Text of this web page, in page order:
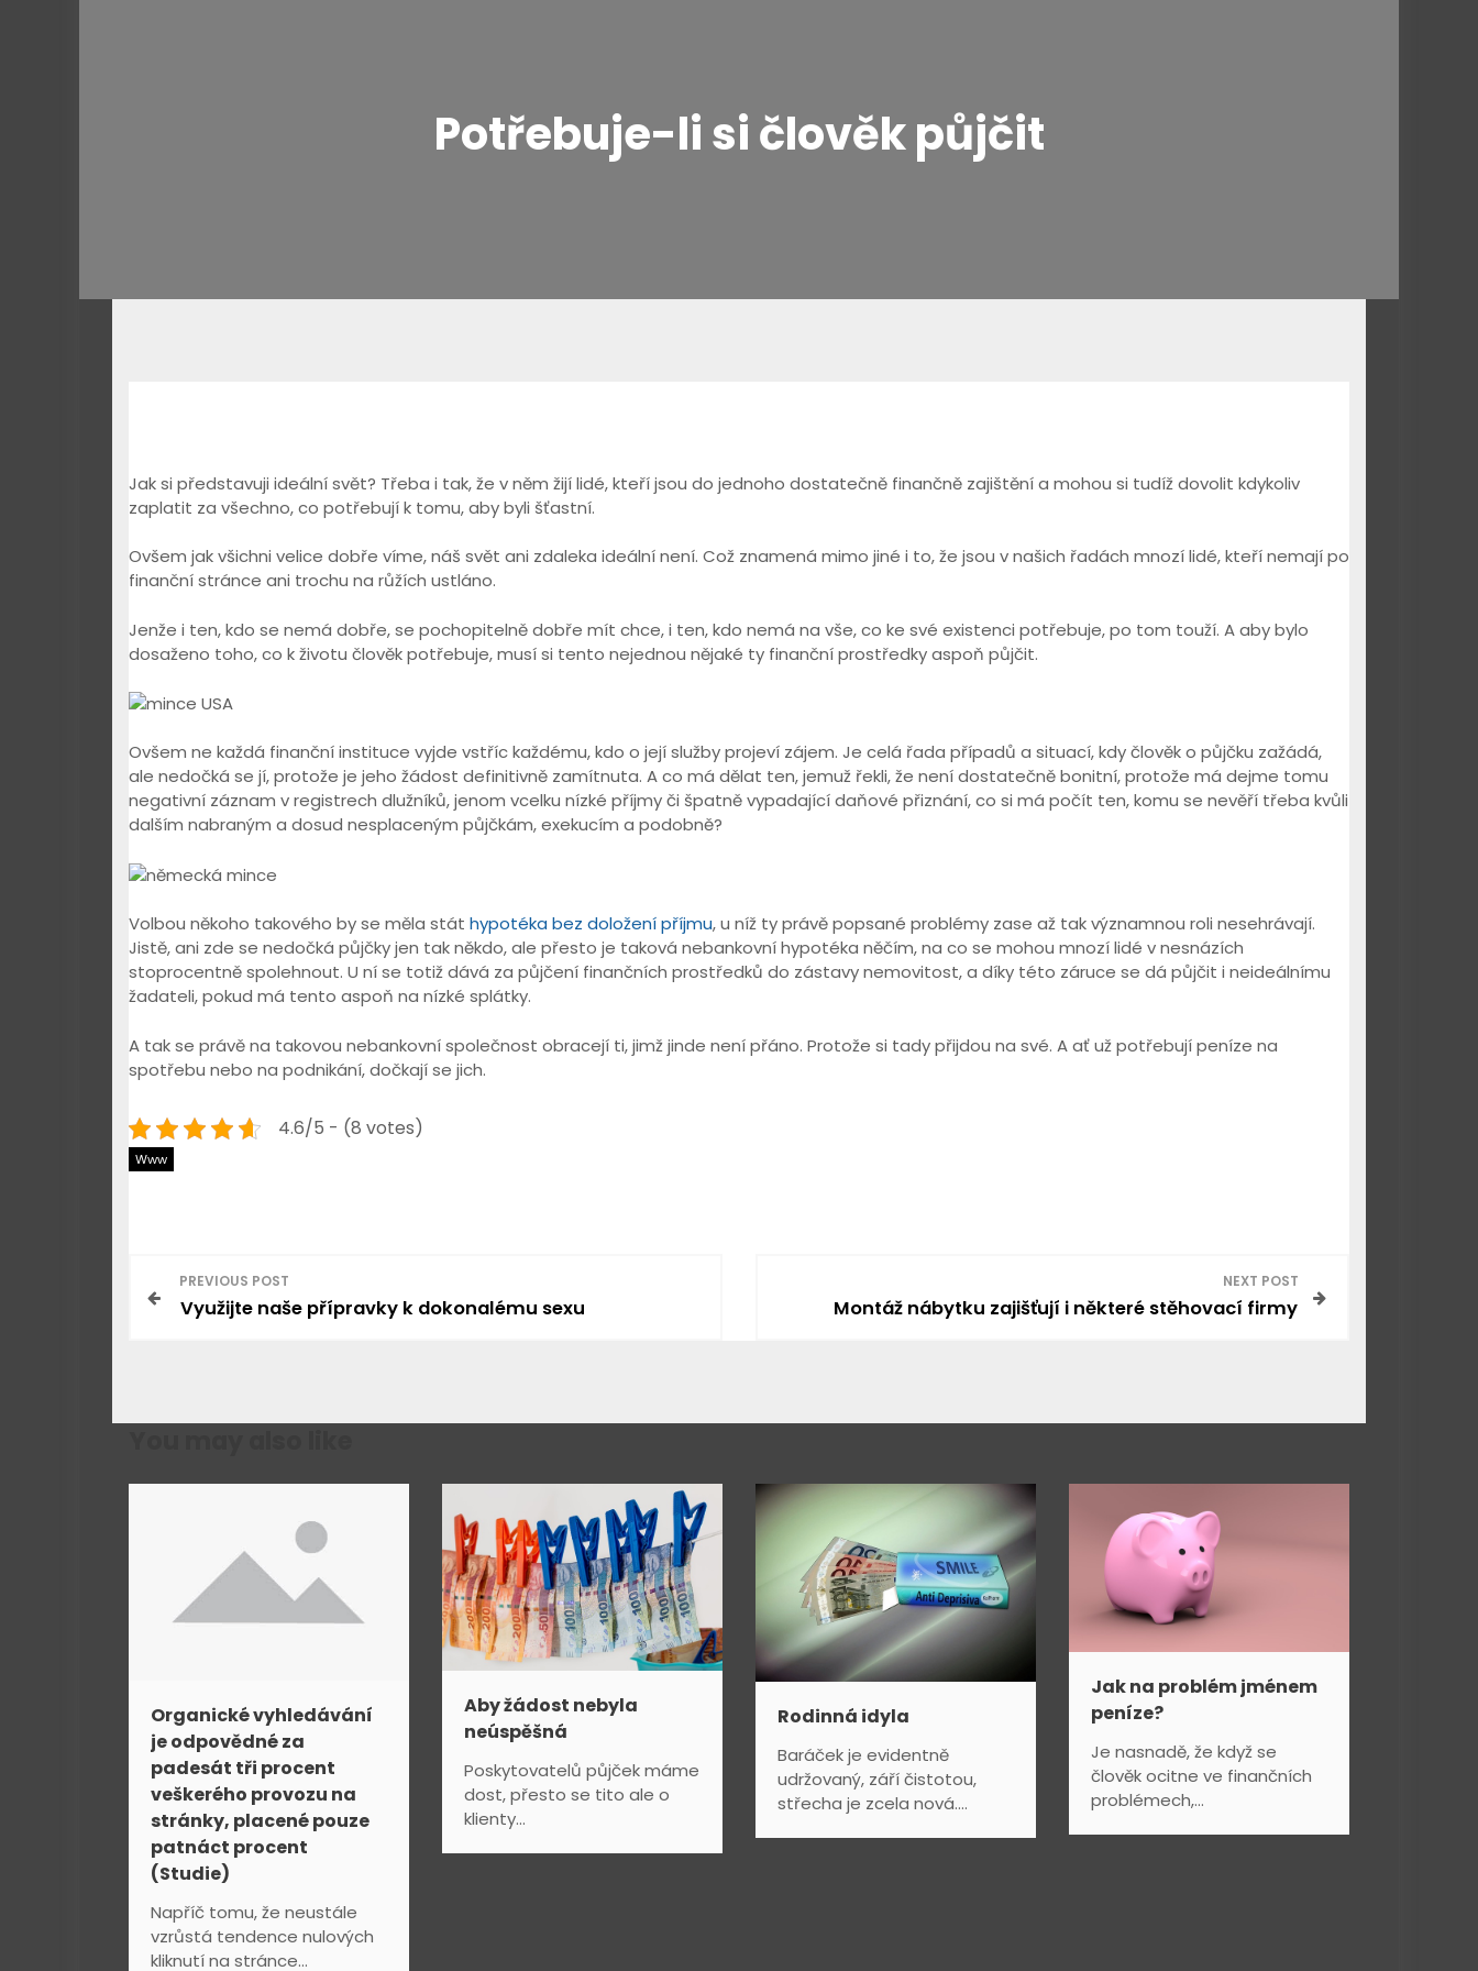
Potřebuje-li si člověk půjčit
Jak si představuji ideální svět? Třeba i tak, že v něm žijí lidé, kteří jsou do jednoho dostatečně finančně zajištění a mohou si tudíž dovolit kdykoliv
zaplatit za všechno, co potřebují k tomu, aby byli šťastní.
Ovšem jak všichni velice dobře víme, náš svět ani zdaleka ideální není. Což znamená mimo jiné i to, že jsou v našich řadách mnozí lidé, kteří nemají po
finanční stránce ani trochu na růžích ustláno.
Jenže i ten, kdo se nemá dobře, se pochopitelně dobře mít chce, i ten, kdo nemá na vše, co ke své existenci potřebuje, po tom touží. A aby bylo
dosaženo toho, co k životu člověk potřebuje, musí si tento nejednou nějaké ty finanční prostředky aspoň půjčit.
Ovšem ne každá finanční instituce vyjde vstříc každému, kdo o její služby projeví zájem. Je celá řada případů a situací, kdy člověk o půjčku zažádá,
ale nedočká se jí, protože je jeho žádost definitivně zamítnuta. A co má dělat ten, jemuž řekli, že není dostatečně bonitní, protože má dejme tomu
negativní záznam v registrech dlužníků, jenom vcelku nízké příjmy či špatně vypadající daňové přiznání, co si má počít ten, komu se nevěří třeba kvůli
dalším nabraným a dosud nesplaceným půjčkám, exekucím a podobně?
Volbou někoho takového by se měla stát hypotéka bez doložení příjmu, u níž ty právě popsané problémy zase až tak významnou roli nesehrávají.
Jistě, ani zde se nedočká půjčky jen tak někdo, ale přesto je taková nebankovní hypotéka něčím, na co se mohou mnozí lidé v nesnázích
stoprocentně spolehnout. U ní se totiž dává za půjčení finančních prostředků do zástavy nemovitost, a díky této záruce se dá půjčit i neideálnímu
žadateli, pokud má tento aspoň na nízké splátky.
A tak se právě na takovou nebankovní společnost obracejí ti, jimž jinde není přáno. Protože si tady přijdou na své. A ať už potřebují peníze na
spotřebu nebo na podnikání, dočkají se jich.
4.6/5 - (8 votes)
Www
i
g
PREVIOUS POST
Využijte naše přípravky k dokonalému sexu
NEXT POST
Montáž nábytku zajišťují i některé stěhovací firmy
Organické vyhledávání
je odpovědné za
padesát tři procent
veškerého provozu na
stránky, placené pouze
patnáct procent
(Studie)
Napříč tomu, že neustále
vzrůstá tendence nulových
kliknutí na stránce...
Aby žádost nebyla
neúspěšná
Poskytovatelů půjček máme
dost, přesto se tito ale o
klienty...
Rodinná idyla
Baráček je evidentně
udržovaný, září čistotou,
střecha je zcela nová....
Jak na problém jménem
peníze?
Je nasnadě, že když se
člověk ocitne ve finančních
problémech,...